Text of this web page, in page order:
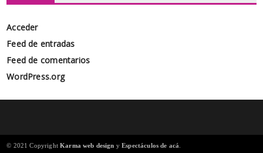
Acceder
Feed de entradas
Feed de comentarios
WordPress.org
© 2021 CopyrightKarma web design yEspectáculos de acá